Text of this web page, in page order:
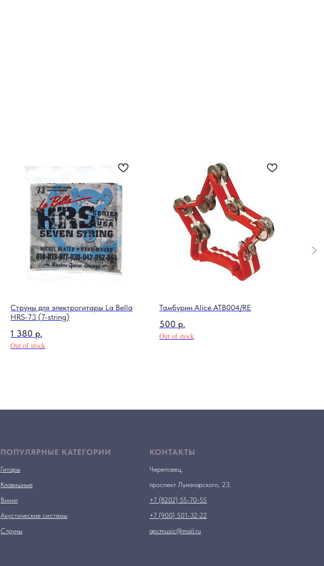
Струны для электрогитары La Bella
HRS-73 (7-string)
1 380 р.
Out of stock
Тамбурин Alice ATB004/RE
500 р.
Out of stock
ПОПУЛЯРНЫЕ КАТЕГОРИИ
Гитары
Клавишные
Винил
Акустические системы
Струны
КОНТАКТЫ
Череповец,
проспект Луначарского, 23.
+7 (8202) 55-70-55
+7 (900) 501-32-22
apcmusic@mail.ru